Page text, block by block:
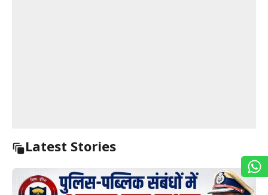
Latest Stories